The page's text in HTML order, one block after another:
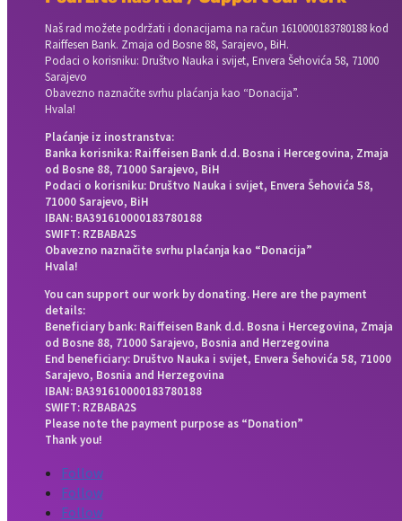
Naš rad možete podržati i donacijama na račun 1610000183780188 kod
Raiffesen Bank. Zmaja od Bosne 88, Sarajevo, BiH.
Podaci o korisniku: Društvo Nauka i svijet, Envera Šehovića 58, 71000
Sarajevo
Obavezno naznačite svrhu plaćanja kao “Donacija”.
Hvala!
Plaćanje iz inostranstva:
Banka korisnika: Raiffeisen Bank d.d. Bosna i Hercegovina, Zmaja
od Bosne 88, 71000 Sarajevo, BiH
Podaci o korisniku: Društvo Nauka i svijet, Envera Šehovića 58,
71000 Sarajevo, BiH
IBAN: BA391610000183780188
SWIFT: RZBABA2S
Obavezno naznačite svrhu plaćanja kao “Donacija”
Hvala!
You can support our work by donating. Here are the payment
details:
Beneficiary bank: Raiffeisen Bank d.d. Bosna i Hercegovina, Zmaja
od Bosne 88, 71000 Sarajevo, Bosnia and Herzegovina
End beneficiary: Društvo Nauka i svijet, Envera Šehovića 58, 71000
Sarajevo, Bosnia and Herzegovina
IBAN: BA391610000183780188
SWIFT: RZBABA2S
Please note the payment purpose as “Donation”
Thank you!
Follow
Follow
Follow